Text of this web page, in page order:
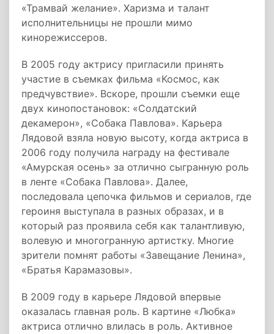
«Трамвай желание». Харизма и талант
исполнительницы не прошли мимо
кинорежиссеров.
В 2005 году актрису пригласили принять
участие в съемках фильма «Космос, как
предчувствие». Вскоре, прошли съемки еще
двух кинопостановок: «Солдатский
декамерон», «Собака Павлова». Карьера
Лядовой взяла новую высоту, когда актриса в
2006 году получила награду на фестивале
«Амурская осень» за отлично сыгранную роль
в ленте «Собака Павлова». Далее,
последовала цепочка фильмов и сериалов, где
героиня выступала в разных образах, и в
который раз проявила себя как талантливую,
волевую и многогранную артистку. Многие
зрители помнят работы «Завещание Ленина»,
«Братья Карамазовы».
В 2009 году в карьере Лядовой впервые
оказалась главная роль. В картине «Любка»
актриса отлично влилась в роль. Активное